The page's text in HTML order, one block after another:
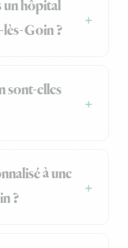
un hôpital
lès-Goin ?
sont-elles
à une
?